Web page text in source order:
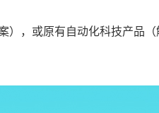
，或原有自动化科技产品（